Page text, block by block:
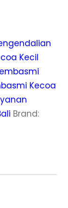
Kecil
Kecoa
Brand: